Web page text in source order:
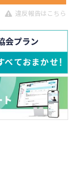
違反報告はこちら